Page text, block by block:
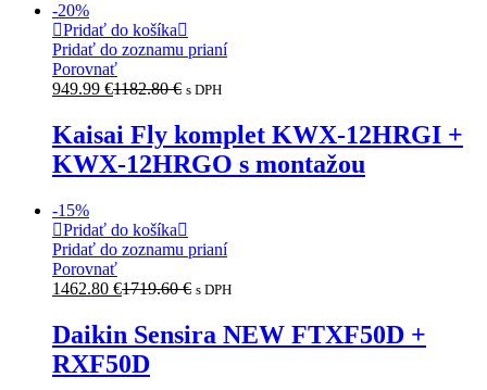
-20%
Pridať do košíka
Pridať do zoznamu prianí
Porovnať
949.99 €1182.80€ s DPH
Kaisai Fly komplet KWX-12HRGI +
KWX-12HRGO s montažou
-15%
Pridať do košíka
Pridať do zoznamu prianí
Porovnať
1462.80 €1719.60€ s DPH
Daikin Sensira NEW FTXF50D +
RXF50D